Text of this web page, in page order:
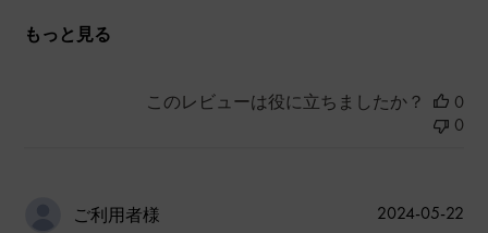
もっと見る
このレビューは役に立ちましたか？
0
0
ご利用者様
公
2024-05-22